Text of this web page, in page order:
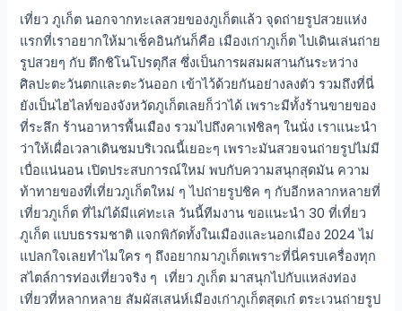
เที่ยว ภูเก็ต นอกจากทะเลสวยของภูเก็ตแล้ว จุดถ่ายรูปสวยแห่ง
แรกที่เราอยากให้มาเช็คอินกันก็คือ เมืองเก่าภูเก็ต ไปเดินเล่นถ่าย
รูปสวยๆ กับ ตึกชิโนโปรตุกีส ซึ่งเป็นการผสมผสานกันระหว่าง
ศิลปะตะวันตกและตะวันออก เข้าไว้ด้วยกันอย่างลงตัว รวมถึงที่นี่
ยังเป็นไฮไลท์ของจังหวัดภูเก็ตเลยก็ว่าได้ เพราะมีทั้งร้านขายของ
ที่ระลึก ร้านอาหารพื้นเมือง รวมไปถึงคาเฟ่ชิลๆ ในนั่ง เราแนะนำ
ว่าให้เผื่อเวลาเดินชมบริเวณนี้เยอะๆ เพราะมันสวยจนถ่ายรูปไม่มี
เบื่อแน่นอน เปิดประสบการณ์ใหม่ พบกับความสนุกสุดมัน ความ
ท้าทายของที่เที่ยวภูเก็ตใหม่ ๆ ไปถ่ายรูปชิค ๆ กับอีกหลากหลายที่
เที่ยวภูเก็ต ที่ไม่ได้มีแค่ทะเล วันนี้ทีมงาน ขอแนะนำ 30 ที่เที่ยว
ภูเก็ต แบบธรรมชาติ แจกพิกัดทั้งในเมืองและนอกเมือง 2024 ไม่
แปลกใจเลยทำไมใคร ๆ ถึงอยากมาภูเก็ตเพราะที่นี่ครบเครื่องทุก
สไตล์การท่องเที่ยวจริง ๆ เที่ยว ภูเก็ต มาสนุกไปกับแหล่งท่อง
เที่ยวที่หลากหลาย สัมผัสเสน่ห์เมืองเก่าภูเก็ตสุดเก๋ ตระเวนถ่ายรูป